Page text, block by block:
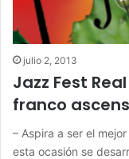
julio 2, 2013
Jazz Fest
franco
– Aspira a ser el
esta ocasión se